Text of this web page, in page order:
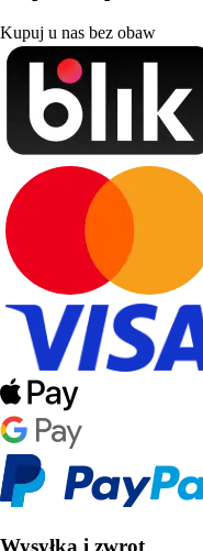
Kupuj u nas bez obaw
Wysyłka i zwrot